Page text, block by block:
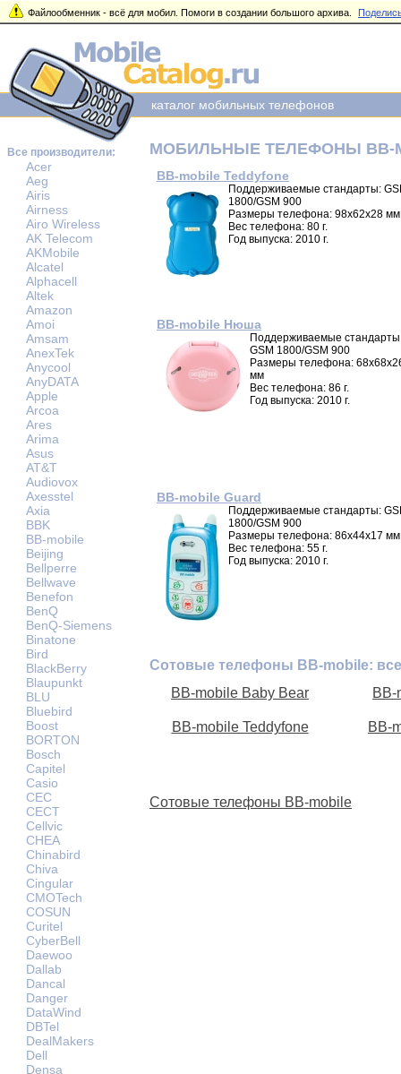
Файлообменник - всё для мобил. Помоги в создании большого архива.
Все производители:
Acer
Aeg
Airis
Airness
Airo Wireless
AK Telecom
AKMobile
Alcatel
Alphacell
Altek
Amazon
Amoi
Amsam
AnexTek
Anycool
AnyDATA
Apple
Arcoa
Ares
Arima
Asus
AT&T
Audiovox
Axesstel
Axia
BBK
BB-mobile
Beijing
Bellperre
Bellwave
Benefon
BenQ
BenQ-Siemens
Binatone
Bird
BlackBerry
Blaupunkt
BLU
Bluebird
Boost
BORTON
Bosch
Capitel
Casio
CEC
CECT
Cellvic
CHEA
Chinabird
Chiva
Cingular
CMOTech
COSUN
Curitel
CyberBell
Daewoo
Dallab
Dancal
Danger
DataWind
DBTel
DealMakers
Dell
Densa
каталог мобильных телефонов
МОБИЛЬНЫЕ ТЕЛЕФОНЫ BB-
BB-mobile Teddyfone
Поддерживаемые стандарты:
1800/GSM 900
Размеры телефона: 98x62x28 мм
Вес телефона: 80 г.
Год выпуска: 2010 г.
BB-mobile Нюша
Поддерживаемые
GSM 1800/GSM 900
Размеры телефона:
мм
Вес телефона: 86 г.
Год выпуска: 2010 г.
BB-mobile Guard
Поддерживаемые стандарты:
1800/GSM 900
Размеры телефона: 86x44x17 мм
Вес телефона: 55 г.
Год выпуска: 2010 г.
Сотовые телефоны BB-mobile:
BB-mobile Baby Bear
BB-
BB-mobile Teddyfone BB-
Сотовые телефоны BB-mobile